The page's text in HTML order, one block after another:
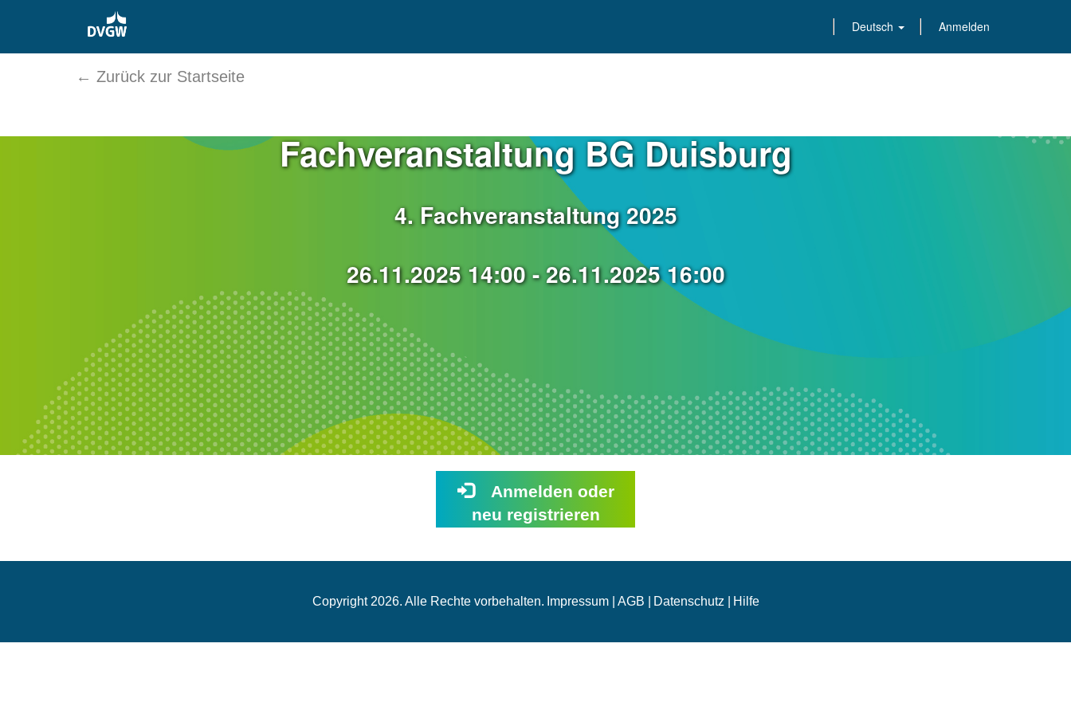
Deutsch Anmelden
← Zurück zur Startseite
Fachveranstaltung BG Duisburg
4. Fachveranstaltung 2025
26.11.2025 14:00 - 26.11.2025 16:00
Anmelden oder
neu registrieren
Copyright 2026. Alle Rechte vorbehalten. Impressum | AGB | Datenschutz | Hilfe